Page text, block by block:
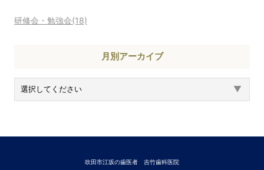
研修会・勉強会(18)
月別アーカイブ
吹田市江坂の歯医者 吉竹歯科医院